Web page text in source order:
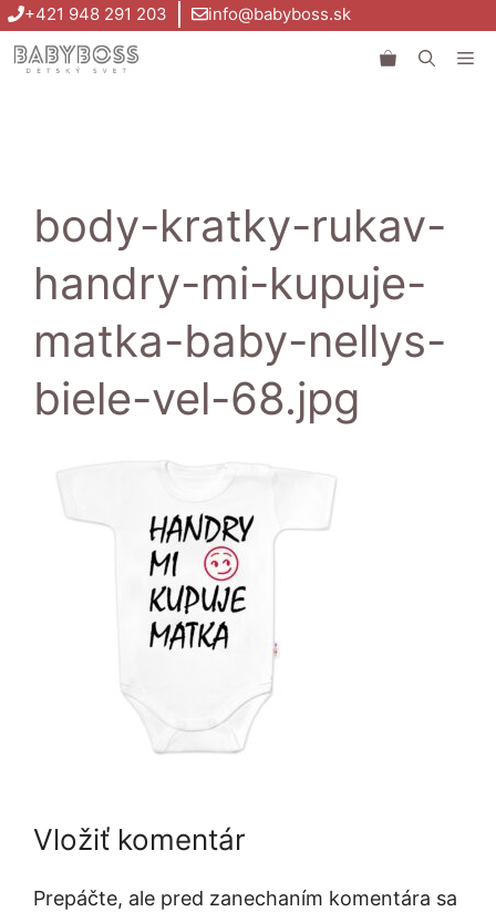
Preskočiť
na
obsah
+421 948 291 203 info@babyboss.sk
body-kratky-rukav-
handry-mi-kupuje-
matka-baby-nellys-
biele-vel-68.jpg
Vložiť komentár
Prepáčte, ale pred zanechaním komentára sa